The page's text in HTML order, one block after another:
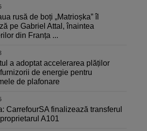
rusă de boți „Matrioșka” îl
pe Gabriel Attal, înaintea
din Franța ...
a adoptat accelerarea plăților
de energie pentru
de plafonare
CarrefourSA finalizează transferul
A101